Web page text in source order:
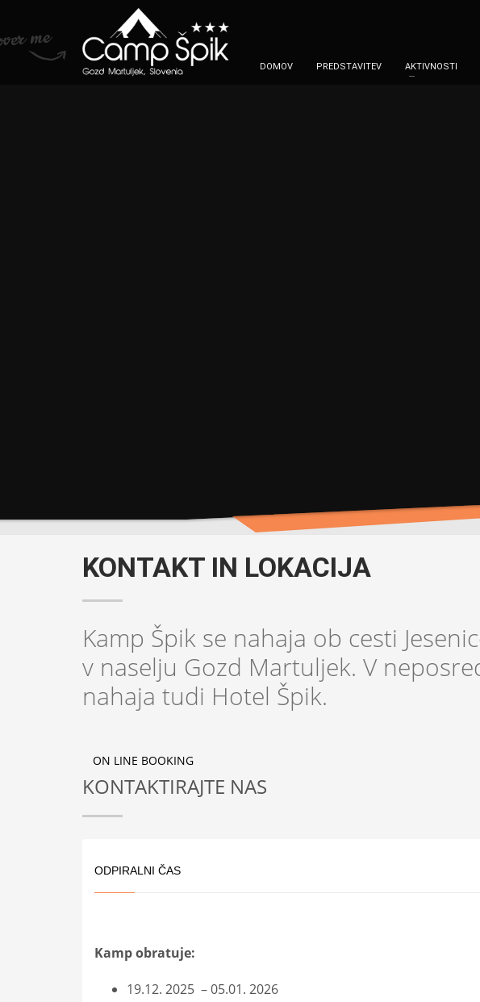
DOMOV PREDSTAVITEV AKTIVNOSTI
KONTAKT IN LOKACIJA
Kamp Špik se nahaja ob cesti
v naselju Gozd Martuljek. V
nahaja tudi Hotel Špik.
ON LINE BOOKING
KONTAKTIRAJTE NAS
ODPIRALNI ČAS
Kamp obratuje:
19.12. 2025 – 05.01. 2026